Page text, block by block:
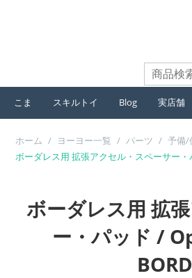
こま スキルトイ Blog 実店舗
ホーム / ヨーヨー一覧 / パーツ / 予備/
ボーダレス用 拡張アクセル・スペーサー
ボーダレス用 拡
ー・パッド /